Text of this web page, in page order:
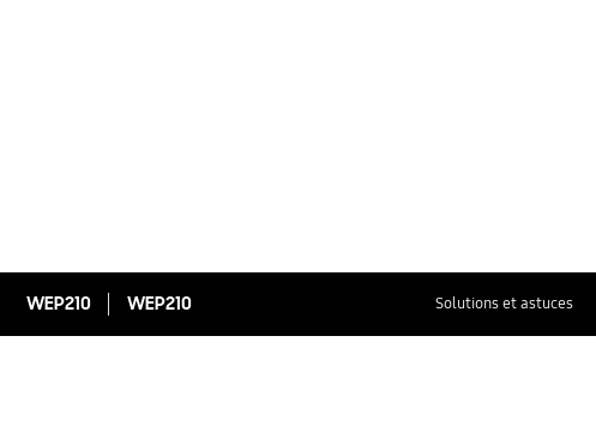
WEP210 WEP210 Solutions et astuces